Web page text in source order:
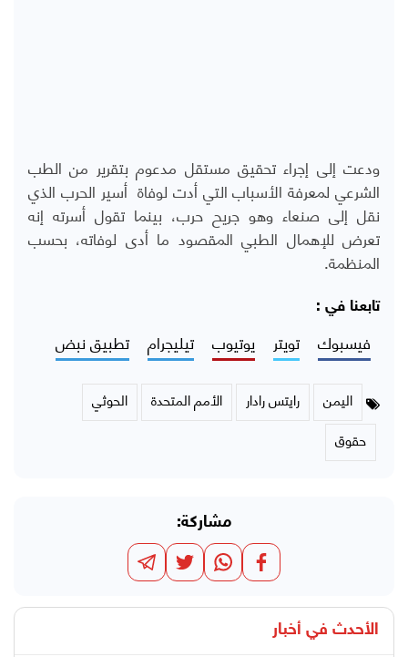
ودعت إلى إجراء تحقيق مستقل مدعوم بتقرير من الطب
الشرعي لمعرفة الأسباب التي أدت لوفاة أسير الحرب الذي
نقل إلى صنعاء وهو جريح حرب، بينما تقول أسرته إنه
تعرض للإهمال الطبي المقصود ما أدى لوفاته، بحسب
المنظمة.
تابعنا في :
فيسبوك تويتر يوتيوب تيليجرام تطبيق نبض
اليمن رايتس رادار الأمم المتحدة
الحوثي
حقوق
مشاركة:
الأحدث في أخبار